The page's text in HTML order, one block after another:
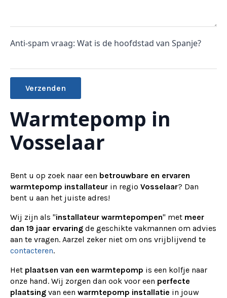
Anti-spam vraag: Wat is de hoofdstad van Spanje?
Alternative:
Warmtepomp in
Vosselaar
Bent u op zoek naar een betrouwbare en ervaren
warmtepomp installateur in regio Vosselaar? Dan
bent u aan het juiste adres!
Wij zijn als "installateur warmtepompen" met meer
dan 19 jaar ervaring de geschikte vakmannen om advies
aan te vragen. Aarzel zeker niet om ons vrijblijvend te
contacteren.
Het plaatsen van een warmtepomp is een kolfje naar
onze hand. Wij zorgen dan ook voor een perfecte
plaatsing van een warmtepomp installatie in jouw